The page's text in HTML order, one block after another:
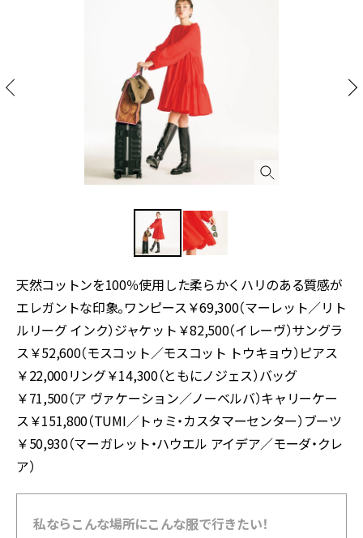
天然コットンを100％使用した柔らかくハリのある質感が
エレガントな印象。ワンピース￥69,300（マーレット／リト
ルリーグ インク）ジャケット￥82,500（イレーヴ）サングラ
ス￥52,600（モスコット／モスコット トウキョウ）ピアス
￥22,000リング￥14,300（ともにノジェス）バッグ
￥71,500（ア ヴァケーション／ノーベルバ）キャリーケー
ス￥151,800（TUMI／トゥミ・カスタマーセンター）ブーツ
￥50,930（マーガレット・ハウエル アイデア／モーダ・クレ
ア）
私ならこんな場所にこんな服で行きたい！